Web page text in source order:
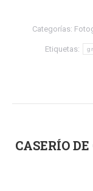
Categorías:
Etiquetas:
entre
CASERÍO